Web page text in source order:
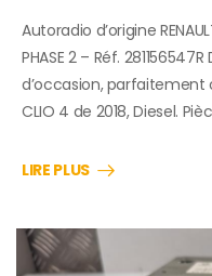
Autoradio d’origine
PHASE 2 – Réf.
d’occasion, parfaitement
CLIO 4 de 2018, Diesel.
LIRE PLUS